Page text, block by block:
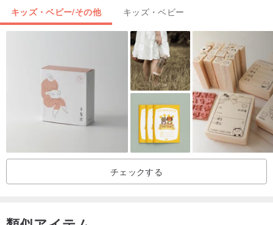
キッズ・ベビー/その他 キッズ・ベビー
チェックする